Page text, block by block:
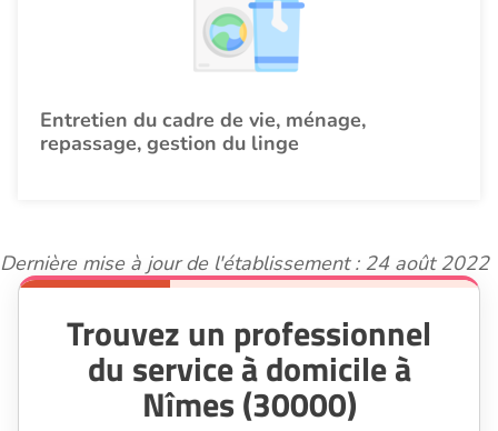
Entretien du cadre de vie, ménage,
repassage, gestion du linge
Dernière mise à jour de l'établissement : 24 août 2022
Trouvez un professionnel
du service à domicile à
Nîmes (30000)